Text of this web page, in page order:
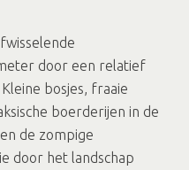
door een relatief
bosjes, fraaie
boerderijen in de
de zompige
door het landschap